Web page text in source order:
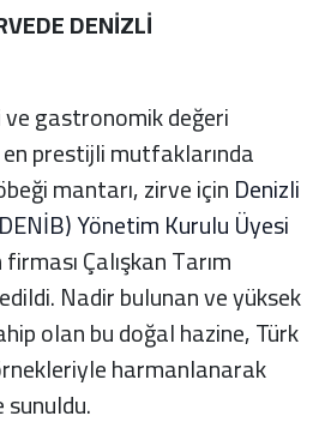
DENİZLİ
ve gastronomik değeri
prestijli mutfaklarında
mantarı, zirve içinDenizli
Yönetim Kurulu Üyesi
firması Çalışkan Tarım
Nadir bulunan ve yüksek
olan bu doğal hazine, Türk
harmanlanarak